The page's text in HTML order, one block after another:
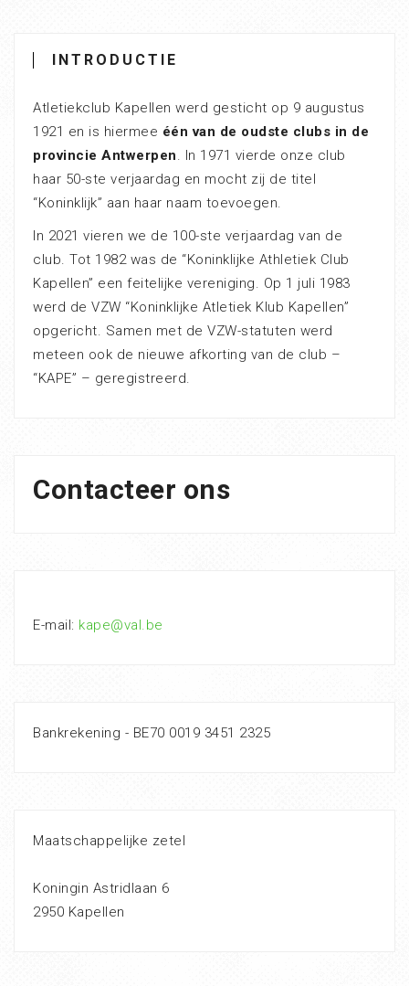
INTRODUCTIE
Atletiekclub Kapellen werd gesticht op 9 augustus
1921 en is hiermee één van de oudste clubs in de
provincie Antwerpen. In 1971 vierde onze club
haar 50-ste verjaardag en mocht zij de titel
“Koninklijk” aan haar naam toevoegen.
In 2021 vieren we de 100-ste verjaardag van de
club. Tot 1982 was de “Koninklijke Athletiek Club
Kapellen” een feitelijke vereniging. Op 1 juli 1983
werd de VZW “Koninklijke Atletiek Klub Kapellen”
opgericht. Samen met de VZW-statuten werd
meteen ook de nieuwe afkorting van de club –
“KAPE” – geregistreerd.
Contacteer ons
E-mail: kape@val.be
Bankrekening - BE70 0019 3451 2325
Maatschappelijke zetel
Koningin Astridlaan 6
2950 Kapellen